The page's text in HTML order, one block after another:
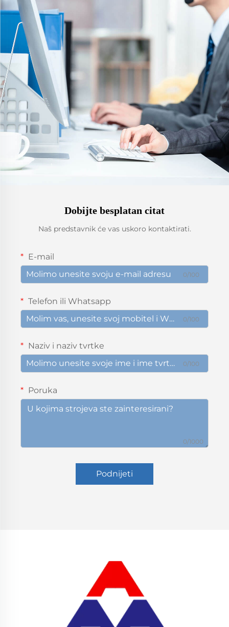
Dobijte besplatan citat
Naš predstavnik će vas uskoro kontaktirati.
E-mail
0/100
Telefon ili Whatsapp
0/100
Naziv i naziv tvrtke
0/100
Poruka
0/1000
Podnijeti